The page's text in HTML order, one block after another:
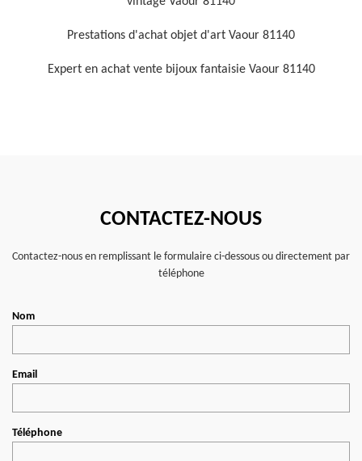
Prestations d'achat objet d'art Vaour 81140
Expert en achat vente bijoux fantaisie Vaour 81140
CONTACTEZ-NOUS
Contactez-nous en remplissant le formulaire ci-dessous ou directement par
téléphone
Nom
Email
Téléphone